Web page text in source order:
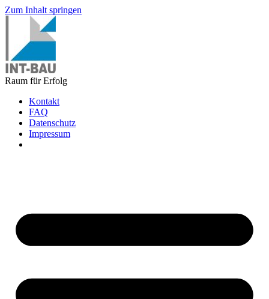
Zum Inhalt springen
Raum für Erfolg
Kontakt
FAQ
Datenschutz
Impressum